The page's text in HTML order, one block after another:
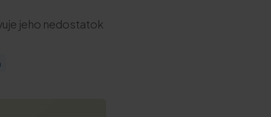
jeho nedostatok